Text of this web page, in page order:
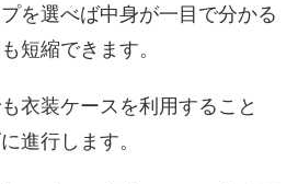
を選べば中身が一目で分かる
短縮できます。
衣装ケースを利用すること
進行します。